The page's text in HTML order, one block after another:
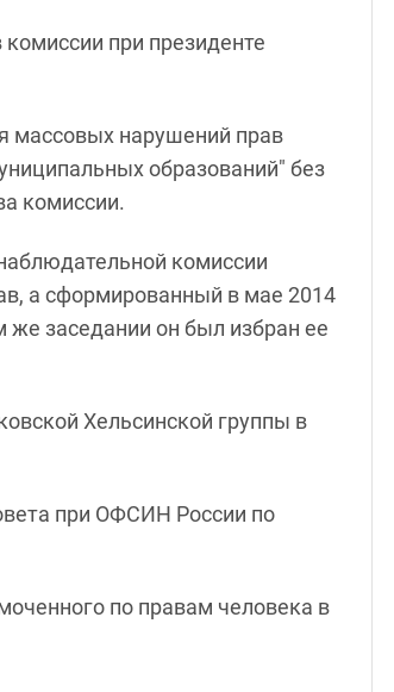
при президенте
массовых нарушений прав
образований" без
комиссии.
комиссии
а сформированный в мае 2014
же заседании он был избран ее
Хельсинской группы в
при ОФСИН России по
по правам человека в